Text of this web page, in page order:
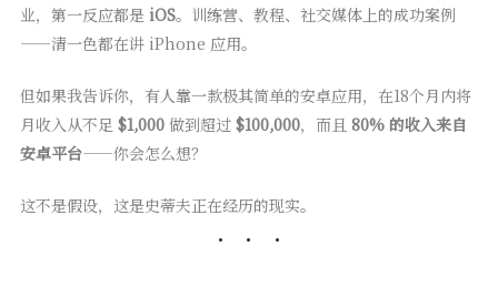
业，第一反应都是 iOS。训练营、教程、社交媒体上的成功案例
——清一色都在讲 iPhone 应用。
但如果我告诉你，有人靠一款极其简单的安卓应用，在18个月内将
月收入从不足 $1,000做到超过 $100,000，而且 80% 的收入来自
安卓平台——你会怎么想？
这不是假设，这是史蒂夫正在经历的现实。